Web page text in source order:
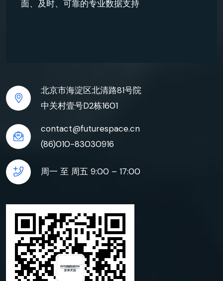
面、及时、可靠的专业数据支持
北京市海淀区北清路81号院
中关村壹号D2栋1601
contact@futurespace.cn
(86)010-83030916
周一 至 周五 9:00 – 17:00